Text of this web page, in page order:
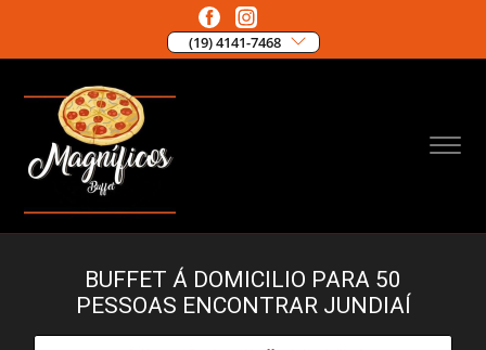
(19) 4141-7468
BUFFET Á DOMICILIO PARA 50
PESSOAS ENCONTRAR JUNDIAÍ